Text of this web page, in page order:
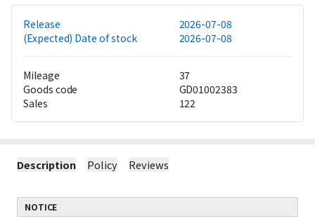
Release
2026-07-08
(Expected) Date of stock
2026-07-08
Mileage
37
Goods code
GD01002383
Sales
122
Description Policy Reviews
NOTICE